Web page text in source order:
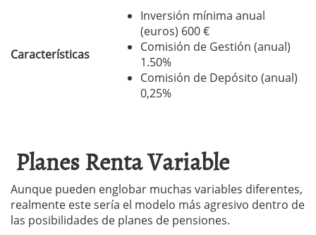
Características
Inversión mínima anual
(euros) 600 €
Comisión de Gestión (anual)
1.50%
Comisión de Depósito (anual)
0,25%
Planes Renta Variable
Aunque pueden englobar muchas variables diferentes,
realmente este sería el modelo más agresivo dentro de
las posibilidades de planes de pensiones.